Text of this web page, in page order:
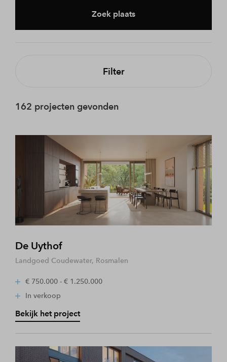
Zoek plaats
Filter
162 projecten gevonden
De Uythof
Landgoed Coudewater, Rosmalen
€ 750.000 - € 1.250.000
In verkoop
Bekijk het project